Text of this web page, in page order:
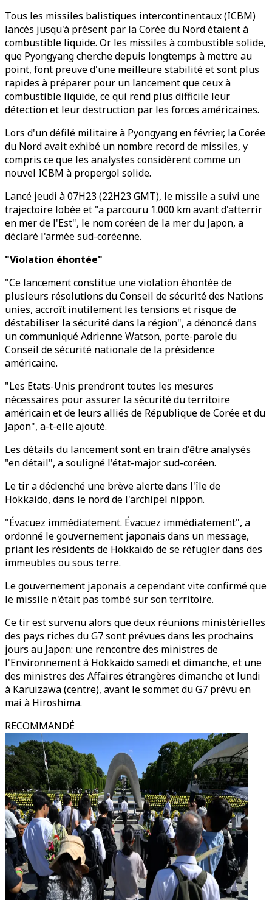
Tous les missiles balistiques intercontinentaux (ICBM)
lancés jusqu'à présent par la Corée du Nord étaient à
combustible liquide. Or les missiles à combustible solide,
que Pyongyang cherche depuis longtemps à mettre au
point, font preuve d'une meilleure stabilité et sont plus
rapides à préparer pour un lancement que ceux à
combustible liquide, ce qui rend plus difficile leur
détection et leur destruction par les forces américaines.
Lors d'un défilé militaire à Pyongyang en février, la Corée
du Nord avait exhibé un nombre record de missiles, y
compris ce que les analystes considèrent comme un
nouvel ICBM à propergol solide.
Lancé jeudi à 07H23 (22H23 GMT), le missile a suivi une
trajectoire lobée et "a parcouru 1.000 km avant d'atterrir
en mer de l'Est", le nom coréen de la mer du Japon, a
déclaré l'armée sud-coréenne.
"Violation éhontée"
"Ce lancement constitue une violation éhontée de
plusieurs résolutions du Conseil de sécurité des Nations
unies, accroît inutilement les tensions et risque de
déstabiliser la sécurité dans la région", a dénoncé dans
un communiqué Adrienne Watson, porte-parole du
Conseil de sécurité nationale de la présidence
américaine.
"Les Etats-Unis prendront toutes les mesures
nécessaires pour assurer la sécurité du territoire
américain et de leurs alliés de République de Corée et du
Japon", a-t-elle ajouté.
Les détails du lancement sont en train d'être analysés
"en détail", a souligné l'état-major sud-coréen.
Le tir a déclenché une brève alerte dans l'île de
Hokkaido, dans le nord de l'archipel nippon.
"Évacuez immédiatement. Évacuez immédiatement", a
ordonné le gouvernement japonais dans un message,
priant les résidents de Hokkaido de se réfugier dans des
immeubles ou sous terre.
Le gouvernement japonais a cependant vite confirmé que
le missile n'était pas tombé sur son territoire.
Ce tir est survenu alors que deux réunions ministérielles
des pays riches du G7 sont prévues dans les prochains
jours au Japon: une rencontre des ministres de
l'Environnement à Hokkaido samedi et dimanche, et une
des ministres des Affaires étrangères dimanche et lundi
à Karuizawa (centre), avant le sommet du G7 prévu en
mai à Hiroshima.
RECOMMANDÉ